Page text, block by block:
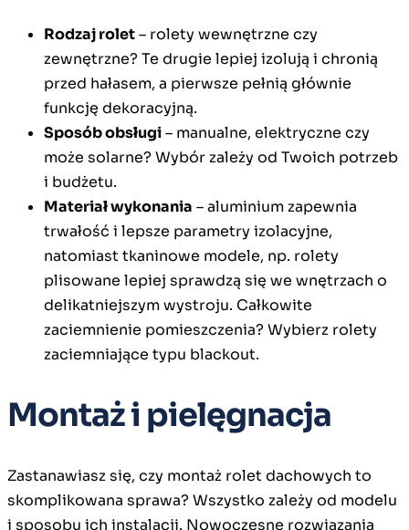
Rodzaj rolet– rolety wewnętrzne czy
zewnętrzne? Te drugie lepiej izolują i chronią
przed hałasem, a pierwsze pełnią głównie
funkcję dekoracyjną.
Sposób obsługi– manualne, elektryczne czy
może solarne? Wybór zależy od Twoich potrzeb
i budżetu.
Materiał wykonania – aluminium zapewnia
trwałość i lepsze parametry izolacyjne,
natomiast tkaninowe modele, np. rolety
plisowane lepiej sprawdzą się we wnętrzach o
delikatniejszym wystroju. Całkowite
zaciemnienie pomieszczenia? Wybierz rolety
zaciemniające typu blackout.
Montaż i pielęgnacja
Zastanawiasz się, czy montaż rolet dachowych to
skomplikowana sprawa? Wszystko zależy od modelu
i sposobu ich instalacji. Nowoczesne rozwiązania